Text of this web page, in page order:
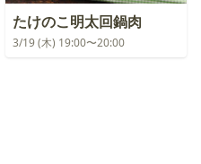
たけのこ明太回鍋肉
3/19 (木) 19:00〜20:00